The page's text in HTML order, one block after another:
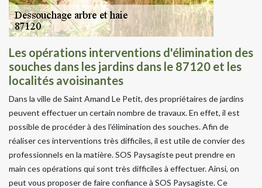
Les opérations interventions d'élimination des
souches dans les jardins dans le 87120 et les
localités avoisinantes
Dans la ville de Saint Amand Le Petit, des propriétaires de jardins
peuvent effectuer un certain nombre de travaux. En effet, il est
possible de procéder à des l'élimination des souches. Afin de
réaliser ces interventions très difficiles, il est utile de convier des
professionnels en la matière. SOS Paysagiste peut prendre en
main ces opérations qui sont très difficiles à effectuer. Ainsi, on
peut vous proposer de faire confiance à SOS Paysagiste. Ce